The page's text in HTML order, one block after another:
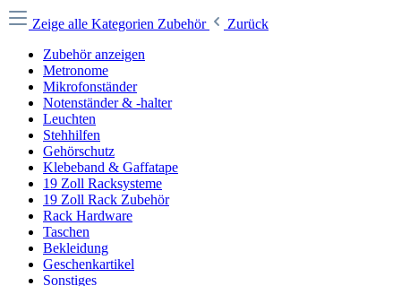
Zeige alle Kategorien Zubehör
Zurück
Zubehör anzeigen
Metronome
Mikrofonständer
Notenständer & -halter
Leuchten
Stehhilfen
Gehörschutz
Klebeband & Gaffatape
19 Zoll Racksysteme
19 Zoll Rack Zubehör
Rack Hardware
Taschen
Bekleidung
Geschenkartikel
Sonstiges